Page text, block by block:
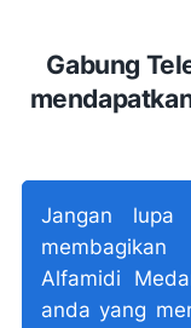
Gabung
Jangan lupa
Alfamidi
anda yang